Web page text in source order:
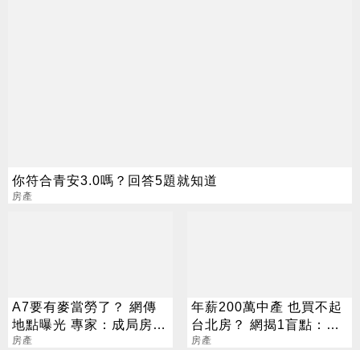
你符合青安3.0嗎？回答5題就知道
房產
A7要有麥當勞了？ 網傳
地點曝光 專家：成局房市
大加分
房產
年薪200萬中產 也買不起
台北房？ 網揭1盲點：概
念不同
房產